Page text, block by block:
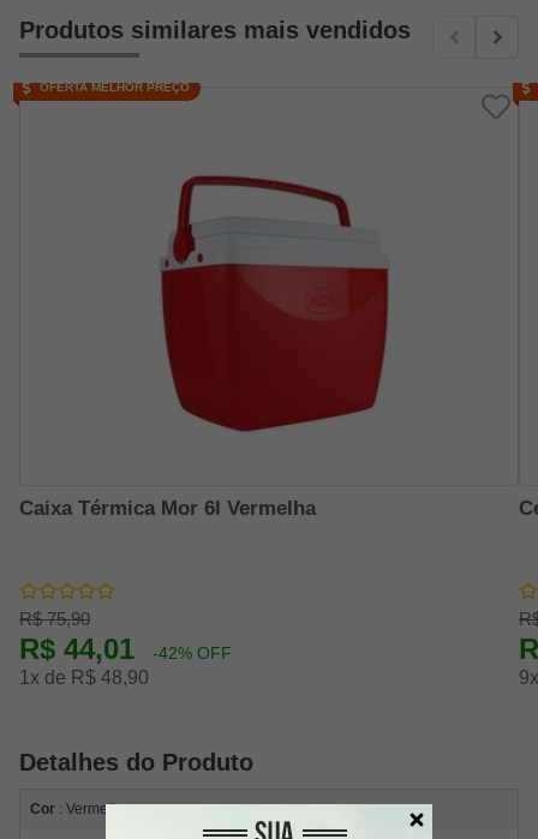
Produtos similares mais vendidos
Caixa Térmica Mor 6l Vermelha
R$ 75,90
R$ 44,01 -42% OFF
1x de R$ 48,90
OFERTA MELHOR PREÇO
Detalhes do Produto
Cor : Vermelho